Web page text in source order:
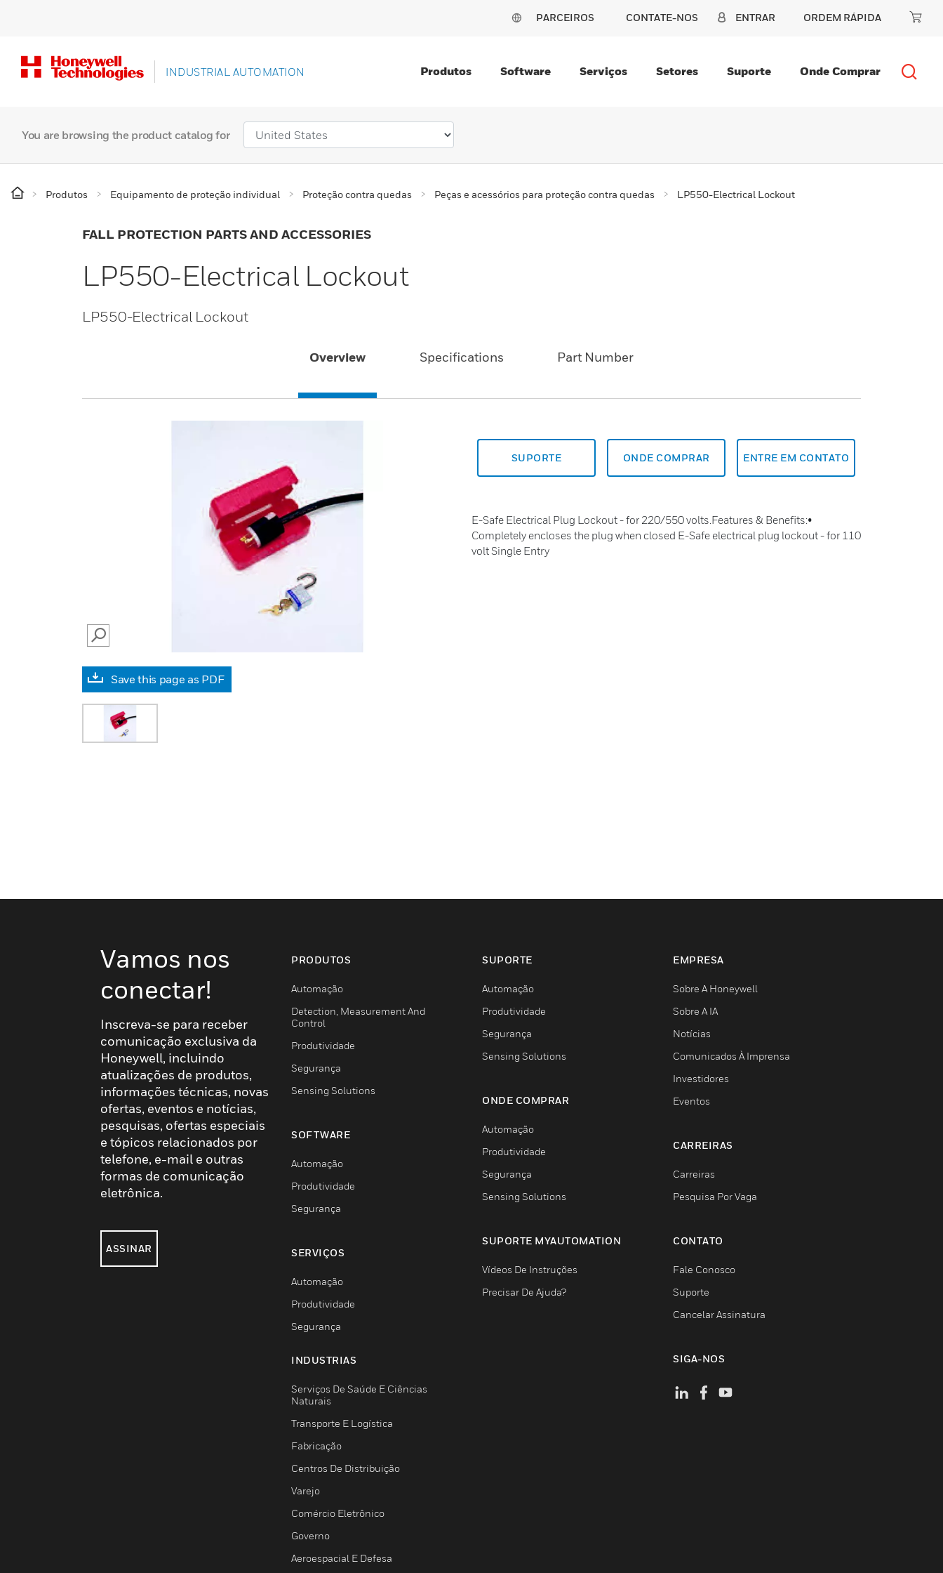
PARCEIROS CONTATE-NOS ENTRAR ORDEM RÁPIDA
INDUSTRIAL AUTOMATION Produtos Software Serviços Setores Suporte Onde Comprar
You are browsing the product catalog for
Produtos Equipamento de proteção individual Proteção contra quedas Peças e acessórios para proteção contra quedas LP550-Electrical Lockout
FALL PROTECTION PARTS AND ACCESSORIES
LP550-Electrical Lockout
LP550-Electrical Lockout
Overview Specifications Part Number
SEARCH
Save this page as PDF
SUPORTE ONDE COMPRAR ENTRE EM CONTATO
E-Safe Electrical Plug Lockout - for 220/550 volts.Features & Benefits:•
Completely encloses the plug when closed E-Safe electrical plug lockout - for 110
volt Single Entry
Vamos nos
conectar!
Inscreva-se para receber
comunicação exclusiva da
Honeywell, incluindo
atualizações de produtos,
informações técnicas, novas
ofertas, eventos e notícias,
pesquisas, ofertas especiais
e tópicos relacionados por
telefone, e-mail e outras
formas de comunicação
eletrônica.
ASSINAR
PRODUTOS
Automação
Detection, Measurement And
Control
Produtividade
Segurança
Sensing Solutions
SOFTWARE
Automação
Produtividade
Segurança
SERVIÇOS
Automação
Produtividade
Segurança
INDUSTRIAS
Serviços De Saúde E Ciências
Naturais
Transporte E Logística
Fabricação
Centros De Distribuição
Varejo
Comércio Eletrônico
Governo
Aeroespacial E Defesa
SUPORTE
Automação
Produtividade
Segurança
Sensing Solutions
ONDE COMPRAR
Automação
Produtividade
Segurança
Sensing Solutions
SUPORTE MYAUTOMATION
Vídeos De Instruções
Precisar De Ajuda?
EMPRESA
Sobre A Honeywell
Sobre A IA
Notícias
Comunicados À Imprensa
Investidores
Eventos
CARREIRAS
Carreiras
Pesquisa Por Vaga
CONTATO
Fale Conosco
Suporte
Cancelar Assinatura
SIGA-NOS